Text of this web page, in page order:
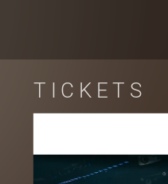
TICKETS